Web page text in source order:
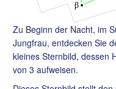
Zu Beginn der Nacht, im
Jungfrau, entdecken Sie
kleines Sternbild, dessen
von 3 aufweisen.